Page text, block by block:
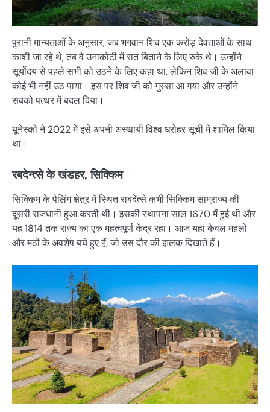
पुरानी मान्यताओं के अनुसार, जब भगवान शिव एक करोड़ देवताओं के साथ
काशी जा रहे थे, तब वे उनाकोटी में रात बिताने के लिए रुके थे। उन्होंने
सूर्योदय से पहले सभी को उठने के लिए कहा था, लेकिन शिव जी के अलावा
कोई भी नहीं उठ पाया। इस पर शिव जी को गुस्सा आ गया और उन्होंने
सबको पत्थर में बदल दिया।
यूनेस्को ने 2022 में इसे अपनी अस्थायी विश्व धरोहर सूची में शामिल किया
था।
रबदेन्त्से के खंडहर, सिक्किम
सिक्किम के पेलिंग क्षेत्र में स्थित राबदेंत्से कभी सिक्किम साम्राज्य की
दूसरी राजधानी हुआ करती थी। इसकी स्थापना साल 1670 में हुई थी और
यह 1814 तक राज्य का एक महत्वपूर्ण केंद्र रहा। आज यहां केवल महलों
और मठों के अवशेष बचे हुए हैं, जो उस दौर की झलक दिखाते हैं।